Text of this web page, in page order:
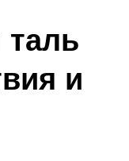
таль
и